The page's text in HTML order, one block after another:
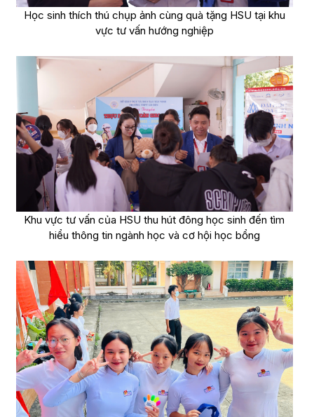
Học sinh thích thú chụp ảnh cùng quà tặng HSU tại khu
vực tư vấn hướng nghiệp
Khu vực tư vấn của HSU thu hút đông học sinh đến tìm
hiểu thông tin ngành học và cơ hội học bổng